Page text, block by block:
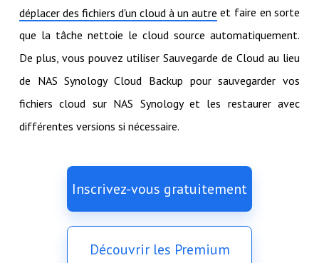
déplacer des fichiers d'un cloud à un autre et faire en sorte
que la tâche nettoie le cloud source automatiquement.
De plus, vous pouvez utiliser Sauvegarde de Cloud au lieu
de NAS Synology Cloud Backup pour sauvegarder vos
fichiers cloud sur NAS Synology et les restaurer avec
différentes versions si nécessaire.
Inscrivez-vous gratuitement
Découvrir les Premium